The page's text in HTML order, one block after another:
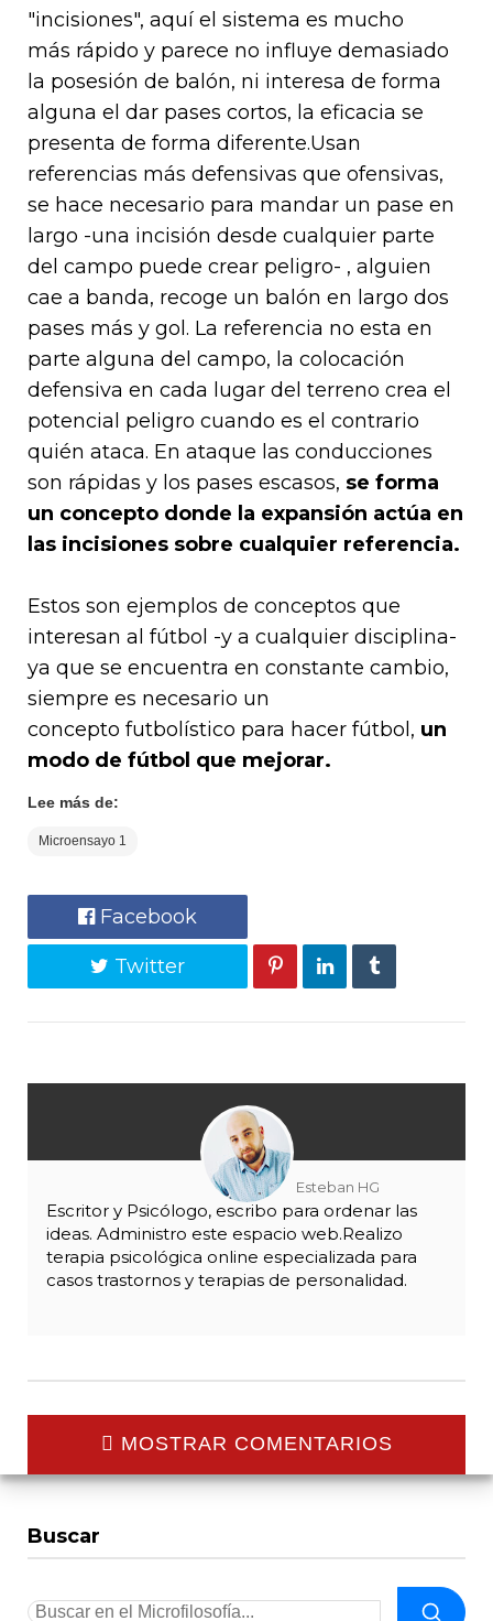
"incisiones", aquí el sistema es mucho
más rápido y parece no influye demasiado
la posesión de balón, ni interesa de forma
alguna el dar pases cortos, la eficacia se
presenta de forma diferente.Usan
referencias más defensivas que ofensivas,
se hace necesario para mandar un pase en
largo -una incisión desde cualquier parte
del campo puede crear peligro- , alguien
cae a banda, recoge un balón en largo dos
pases más y gol. La referencia no esta en
parte alguna del campo, la colocación
defensiva en cada lugar del terreno crea el
potencial peligro cuando es el contrario
quién ataca. En ataque las conducciones
son rápidas y los pases escasos, se forma
un concepto donde la expansión actúa en
las incisiones sobre cualquier referencia.
Estos son ejemplos de conceptos que
interesan al fútbol -y a cualquier disciplina-
ya que se encuentra en constante cambio,
siempre es necesario un
concepto futbolístico para hacer fútbol, un
modo de fútbol que mejorar.
Lee más de:
Microensayo 1
Facebook
Twitter
Esteban HG
Escritor y Psicólogo, escribo para ordenar las
ideas. Administro este espacio web.Realizo
terapia psicológica online especializada para
casos trastornos y terapias de personalidad.
MOSTRAR COMENTARIOS
Buscar